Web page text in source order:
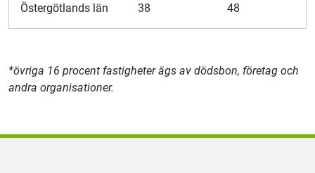
Östergötlands län 38 48
*övriga 16 procent fastigheter ägs av dödsbon, företag och
andra organisationer.